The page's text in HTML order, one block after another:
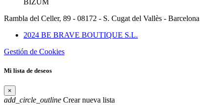
BIZUM
Rambla del Celler, 89 - 08172 - S. Cugat del Vallès - Barcelona
2024 BE BRAVE BOUTIQUE S.L.
Gestión de Cookies
Mi lista de deseos
×
add_circle_outline Crear nueva lista